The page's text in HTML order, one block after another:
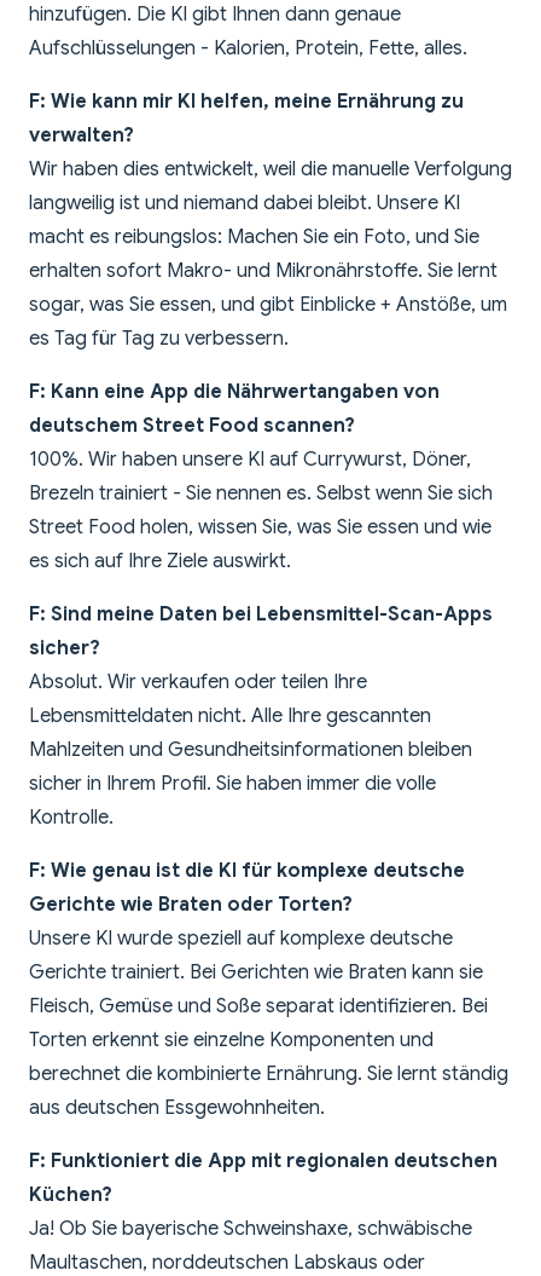
hinzufügen. Die KI gibt Ihnen dann genaue
Aufschlüsselungen - Kalorien, Protein, Fette, alles.
F: Wie kann mir KI helfen, meine Ernährung zu
verwalten?
Wir haben dies entwickelt, weil die manuelle Verfolgung
langweilig ist und niemand dabei bleibt. Unsere KI
macht es reibungslos: Machen Sie ein Foto, und Sie
erhalten sofort Makro- und Mikronährstoffe. Sie lernt
sogar, was Sie essen, und gibt Einblicke + Anstöße, um
es Tag für Tag zu verbessern.
F: Kann eine App die Nährwertangaben von
deutschem Street Food scannen?
100%. Wir haben unsere KI auf Currywurst, Döner,
Brezeln trainiert - Sie nennen es. Selbst wenn Sie sich
Street Food holen, wissen Sie, was Sie essen und wie
es sich auf Ihre Ziele auswirkt.
F: Sind meine Daten bei Lebensmittel-Scan-Apps
sicher?
Absolut. Wir verkaufen oder teilen Ihre
Lebensmitteldaten nicht. Alle Ihre gescannten
Mahlzeiten und Gesundheitsinformationen bleiben
sicher in Ihrem Profil. Sie haben immer die volle
Kontrolle.
F: Wie genau ist die KI für komplexe deutsche
Gerichte wie Braten oder Torten?
Unsere KI wurde speziell auf komplexe deutsche
Gerichte trainiert. Bei Gerichten wie Braten kann sie
Fleisch, Gemüse und Soße separat identifizieren. Bei
Torten erkennt sie einzelne Komponenten und
berechnet die kombinierte Ernährung. Sie lernt ständig
aus deutschen Essgewohnheiten.
F: Funktioniert die App mit regionalen deutschen
Küchen?
Ja! Ob Sie bayerische Schweinshaxe, schwäbische
Maultaschen, norddeutschen Labskaus oder